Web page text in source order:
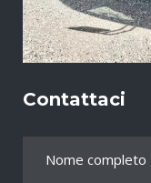
Contattaci